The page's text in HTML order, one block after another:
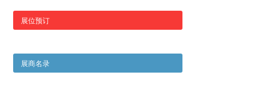
展位预订
展商名录